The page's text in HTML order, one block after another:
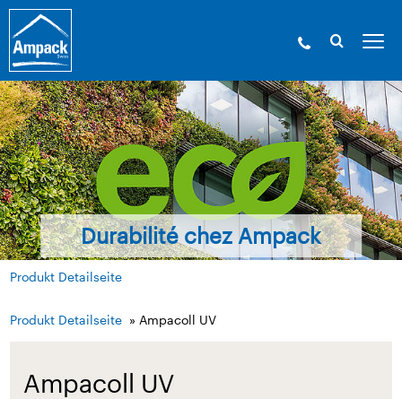
Durabilité chez Ampack
Produkt Detailseite
Produkt Detailseite » Ampacoll UV
Ampacoll UV